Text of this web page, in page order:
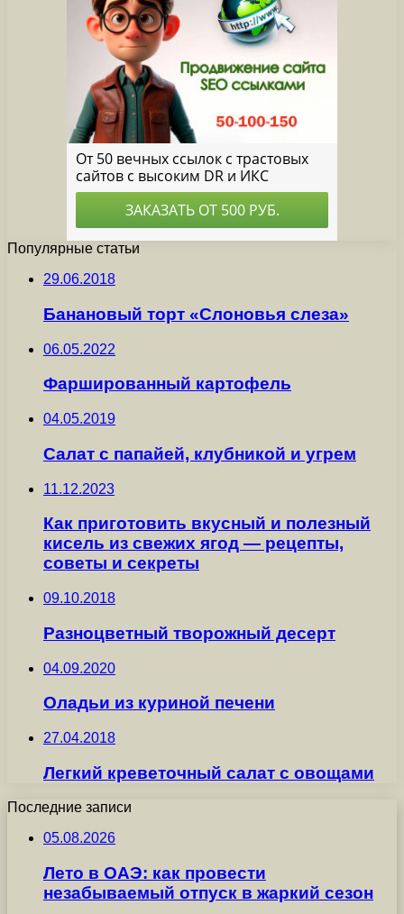
Популярные статьи
29.06.2018
Банановый торт «Слоновья слеза»
06.05.2022
Фаршированный картофель
04.05.2019
Салат с папайей, клубникой и угрем
11.12.2023
Как приготовить вкусный и полезный
кисель из свежих ягод — рецепты,
советы и секреты
09.10.2018
Разноцветный творожный десерт
04.09.2020
Оладьи из куриной печени
27.04.2018
Легкий креветочный салат с овощами
Последние записи
05.08.2026
Лето в ОАЭ: как провести
незабываемый отпуск в жаркий сезон